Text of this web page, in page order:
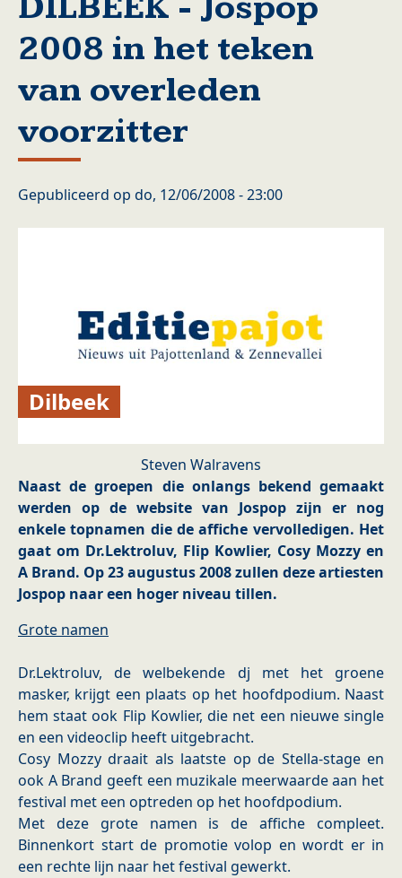
2008 in het teken
van overleden
voorzitter
Gepubliceerd op do, 12/06/2008 - 23:00
Dilbeek
Steven Walravens
Naast de groepen die onlangs bekend gemaakt
werden op de website van Jospop zijn er nog
enkele topnamen die de affiche vervolledigen. Het
gaat om Dr.Lektroluv, Flip Kowlier, Cosy Mozzy en
A Brand. Op 23 augustus 2008 zullen deze artiesten
Jospop naar een hoger niveau tillen.
Grote namen
Dr.Lektroluv, de welbekende dj met het groene
masker, krijgt een plaats op het hoofdpodium. Naast
hem staat ook Flip Kowlier, die net een nieuwe single
en een videoclip heeft uitgebracht.
Cosy Mozzy draait als laatste op de Stella-stage en
ook A Brand geeft een muzikale meerwaarde aan het
festival met een optreden op het hoofdpodium.
Met deze grote namen is de affiche compleet.
Binnenkort start de promotie volop en wordt er in
een rechte lijn naar het festival gewerkt.